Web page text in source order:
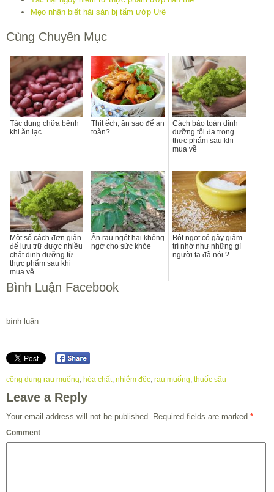
Mẹo nhận biết hải sản bị tẩm ướp Urê
Cùng Chuyên Mục
Tác dụng chữa bệnh
khi ăn lạc
Thịt ếch, ăn sao để an
toàn?
Cách bảo toàn dinh
dưỡng tối đa trong
thực phẩm sau khi
mua về
Một số cách đơn giản
để lưu trữ được nhiều
chất dinh dưỡng từ
thực phẩm sau khi
mua về
Ăn rau ngót hại không
ngờ cho sức khỏe
Bột ngọt có gây giảm
trí nhớ như những gì
người ta đã nói ?
Bình Luận Facebook
bình luận
công dụng rau muống, hóa chất, nhiễm độc, rau muống, thuốc sâu
Leave a Reply
Your email address will not be published. Required fields are marked *
Comment